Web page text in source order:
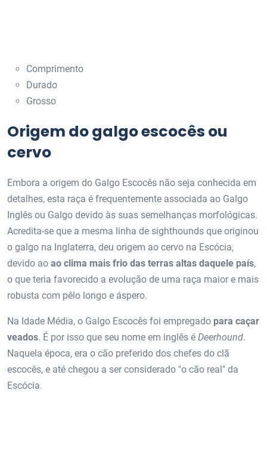
Comprimento
Durado
Grosso
Origem do galgo escocês ou
cervo
Embora a origem do Galgo Escocês não seja conhecida em
detalhes, esta raça é frequentemente associada ao Galgo
Inglês ou Galgo devido às suas semelhanças morfológicas.
Acredita-se que a mesma linha de sighthounds que originou
o galgo na Inglaterra, deu origem ao cervo na Escócia,
devido ao ao clima mais frio das terras altas daquele país,
o que teria favorecido a evolução de uma raça maior e mais
robusta com pêlo longo e áspero.
Na Idade Média, o Galgo Escocês foi empregado para caçar
veados. É por isso que seu nome em inglês é Deerhound.
Naquela época, era o cão preferido dos chefes do clã
escocês, e até chegou a ser considerado "o cão real" da
Escócia.